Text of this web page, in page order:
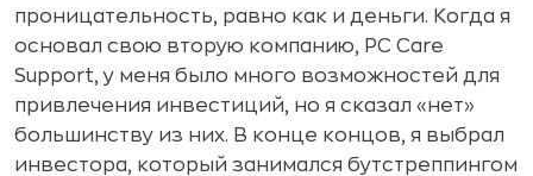
проницательность, равно как и деньги. Когда я
основал свою вторую компанию, PC Care
Support, у меня было много возможностей для
привлечения инвестиций, но я сказал «нет»
большинству из них. В конце концов, я выбрал
инвестора, который занимался бутстреппингом